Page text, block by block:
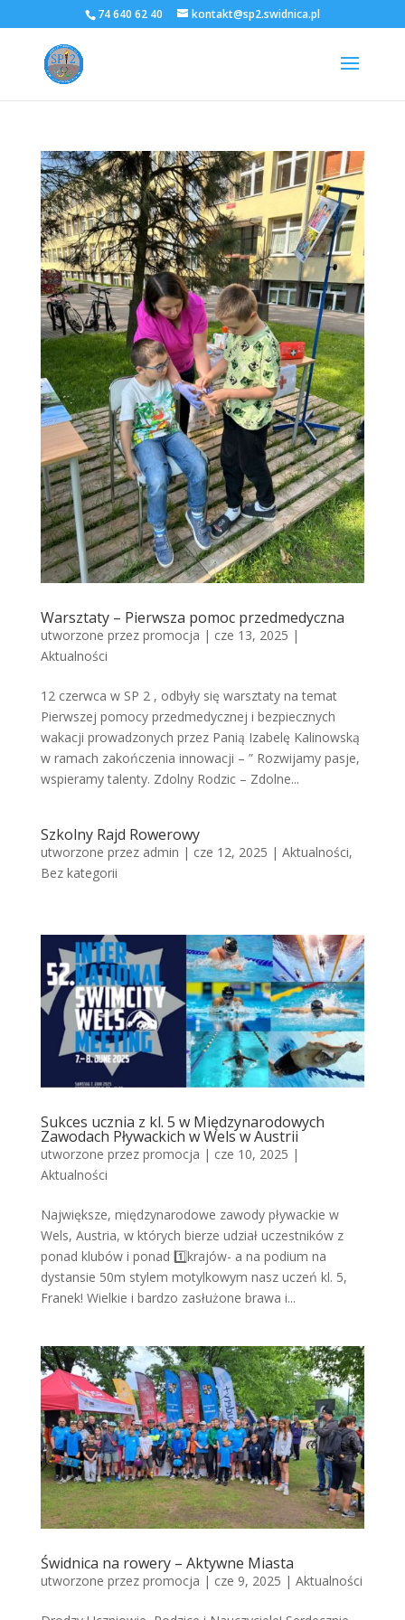
74 640 62 40 kontakt@sp2.swidnica.pl
Warsztaty – Pierwsza pomoc przedmedyczna
utworzone przez promocja | cze 13, 2025 |
Aktualności
12 czerwca w SP 2 , odbyły się warsztaty na temat
Pierwszej pomocy przedmedycznej i bezpiecznych
wakacji prowadzonych przez Panią Izabelę Kalinowską
w ramach zakończenia innowacji – ” Rozwijamy pasje,
wspieramy talenty. Zdolny Rodzic – Zdolne...
Szkolny Rajd Rowerowy
utworzone przez admin | cze 12, 2025 | Aktualności,
Bez kategorii
Sukces ucznia z kl. 5 w Międzynarodowych
Zawodach Pływackich w Wels w Austrii
utworzone przez promocja | cze 10, 2025 |
Aktualności
Największe, międzynarodowe zawody pływackie w
Wels, Austria, w których bierze udział uczestników z
ponad klubów i ponad 1️⃣krajów- a na podium na
dystansie 50m stylem motylkowym nasz uczeń kl. 5,
Franek! Wielkie i bardzo zasłużone brawa i...
Świdnica na rowery – Aktywne Miasta
utworzone przez promocja | cze 9, 2025 | Aktualności